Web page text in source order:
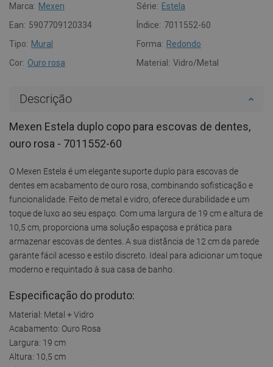
Marca: Mexen Série: Estela
Ean: 5907709120334 Índice: 7011552-60
Tipo: Mural Forma: Redondo
Cor: Ouro rosa Material: Vidro/Metal
Descrição
Mexen Estela duplo copo para escovas de dentes,
ouro rosa - 7011552-60
O Mexen Estela é um elegante suporte duplo para escovas de
dentes em acabamento de ouro rosa, combinando sofisticação e
funcionalidade. Feito de metal e vidro, oferece durabilidade e um
toque de luxo ao seu espaço. Com uma largura de 19 cm e altura de
10,5 cm, proporciona uma solução espaçosa e prática para
armazenar escovas de dentes. A sua distância de 12 cm da parede
garante fácil acesso e estilo discreto. Ideal para adicionar um toque
moderno e requintado à sua casa de banho.
Especificação do produto:
Material: Metal + Vidro
Acabamento: Ouro Rosa
Largura: 19 cm
Altura: 10,5 cm